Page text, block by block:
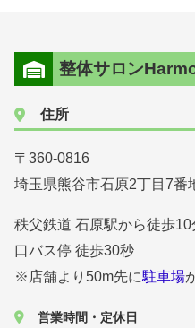
整体サロン
住所
〒360-0816
埼玉県熊谷市石原2丁目7
秩父鉄道 石原駅から徒歩
口バス停 徒歩30秒
※店舗より50m先に駐車場
営業時間・定休日